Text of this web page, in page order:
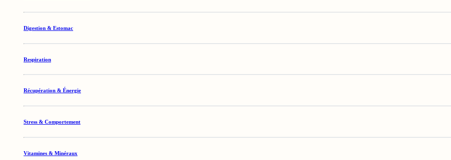
Digestion & Estomac
Respiration
Récupération & Énergie
Stress & Comportement
Vitamines & Minéraux